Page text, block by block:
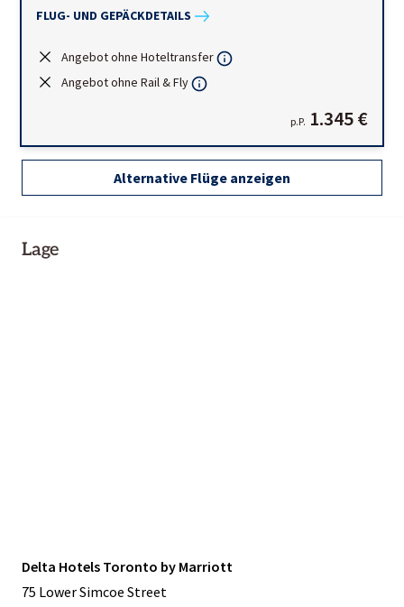
FLUG- UND GEPÄCKDETAILS
Angebot ohne Hoteltransfer
Angebot ohne Rail & Fly
p.P. 1.345 €
Alternative Flüge anzeigen
Lage
Delta Hotels Toronto by Marriott
75 Lower Simcoe Street